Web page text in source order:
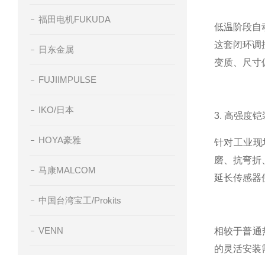
福田电机FUKUDA
日东金属
FUJIIMPULSE
IKO/日本
HOYA豪雅
马康MALCOM
中国台湾宝工/Prokits
VENN
低温阶段自
这套闭环调
变质、尺寸
3. 高强度铠
针对工业
磨、抗弯
延长传感器
相较于普通
的灵活安装